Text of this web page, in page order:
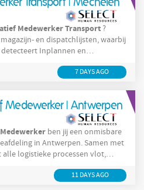
MedewerkerTransport?
en dispatchlijsten, waarbij
Inplannen en
analyseren
binnen dispatch en
blokkades of
7 DAYS AGO
Medewerker | Antwerpen
Medewerker ben jij een onmisbare
in Antwerpen. Samen met
logistieke processen vlot,
Je werkt nauw samen met
om actief bij te dragen aan de
11 DAYS AGO